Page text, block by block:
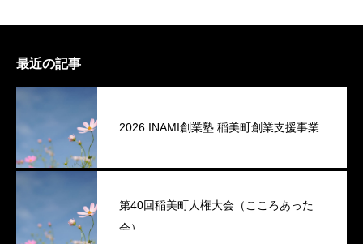
最近の記事
2026 INAMI創業塾 稲美町創業支援事業
第40回稲美町人権大会（こころあった
会）